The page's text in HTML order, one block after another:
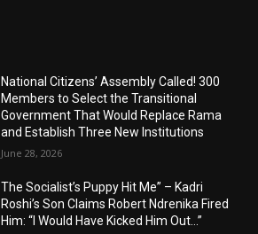
National Citizens’ Assembly Called! 300
Members to Select the Transitional
Government That Would Replace Rama
and Establish Three New Institutions
June 28, 2026
The Socialist’s Puppy Hit Me” – Kadri
Roshi’s Son Claims Robert Ndrenika Fired
Him: “I Would Have Kicked Him Out…”